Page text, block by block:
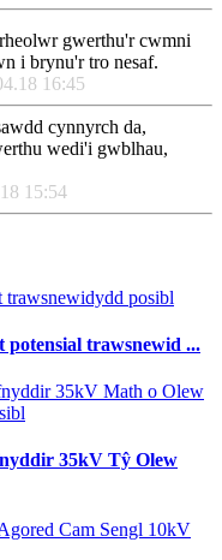
gwerthu'r cwmni
i brynu'r tro nesaf.
16:45
cynnyrch da,
wedi'i gwblhau,
15:54
potensial trawsnewid ...
35kV Tŷ Olew